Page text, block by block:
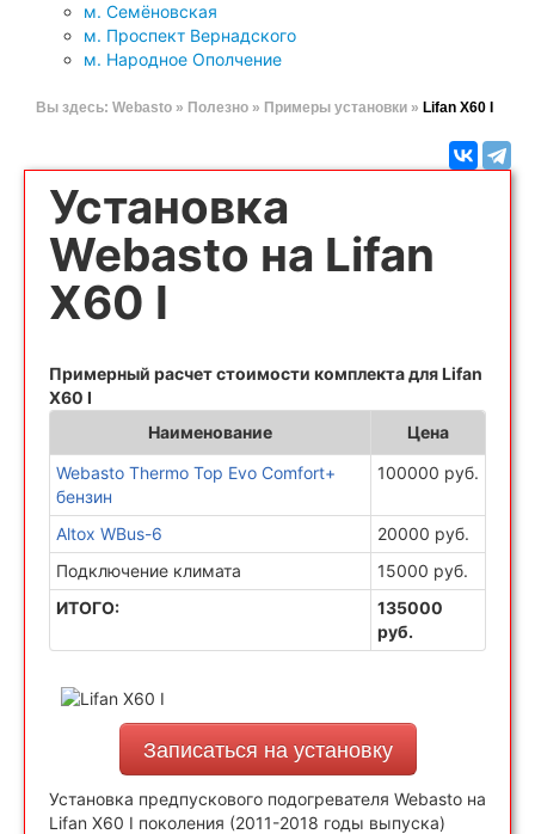
м. Семёновская
м. Проспект Вернадского
м. Народное Ополчение
Вы здесь: Webasto » Полезно » Примеры установки » Lifan X60 I
Установка
Webasto на Lifan
X60 I
Примерный расчет стоимости комплекта для Lifan
X60 I
Наименование
Цена
Webasto Thermo Top Evo Comfort+
бензин
100000 руб.
Altox WBus-6
20000 руб.
Подключение климата
15000 руб.
ИТОГО:
135000
руб.
Записаться на установку
Установка предпускового подогревателя Webasto на
Lifan X60 I поколения (2011-2018 годы выпуска)